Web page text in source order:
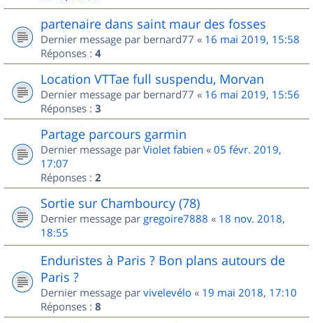
partenaire dans saint maur des fosses
Dernier message par bernard77 « 16 mai 2019, 15:58
Réponses : 4
Location VTTae full suspendu, Morvan
Dernier message par bernard77 « 16 mai 2019, 15:56
Réponses : 3
Partage parcours garmin
Dernier message par Violet fabien « 05 févr. 2019,
17:07
Réponses : 2
Sortie sur Chambourcy (78)
Dernier message par gregoire7888 « 18 nov. 2018,
18:55
Enduristes à Paris ? Bon plans autours de
Paris ?
Dernier message par vivelevélo « 19 mai 2018, 17:10
Réponses : 8